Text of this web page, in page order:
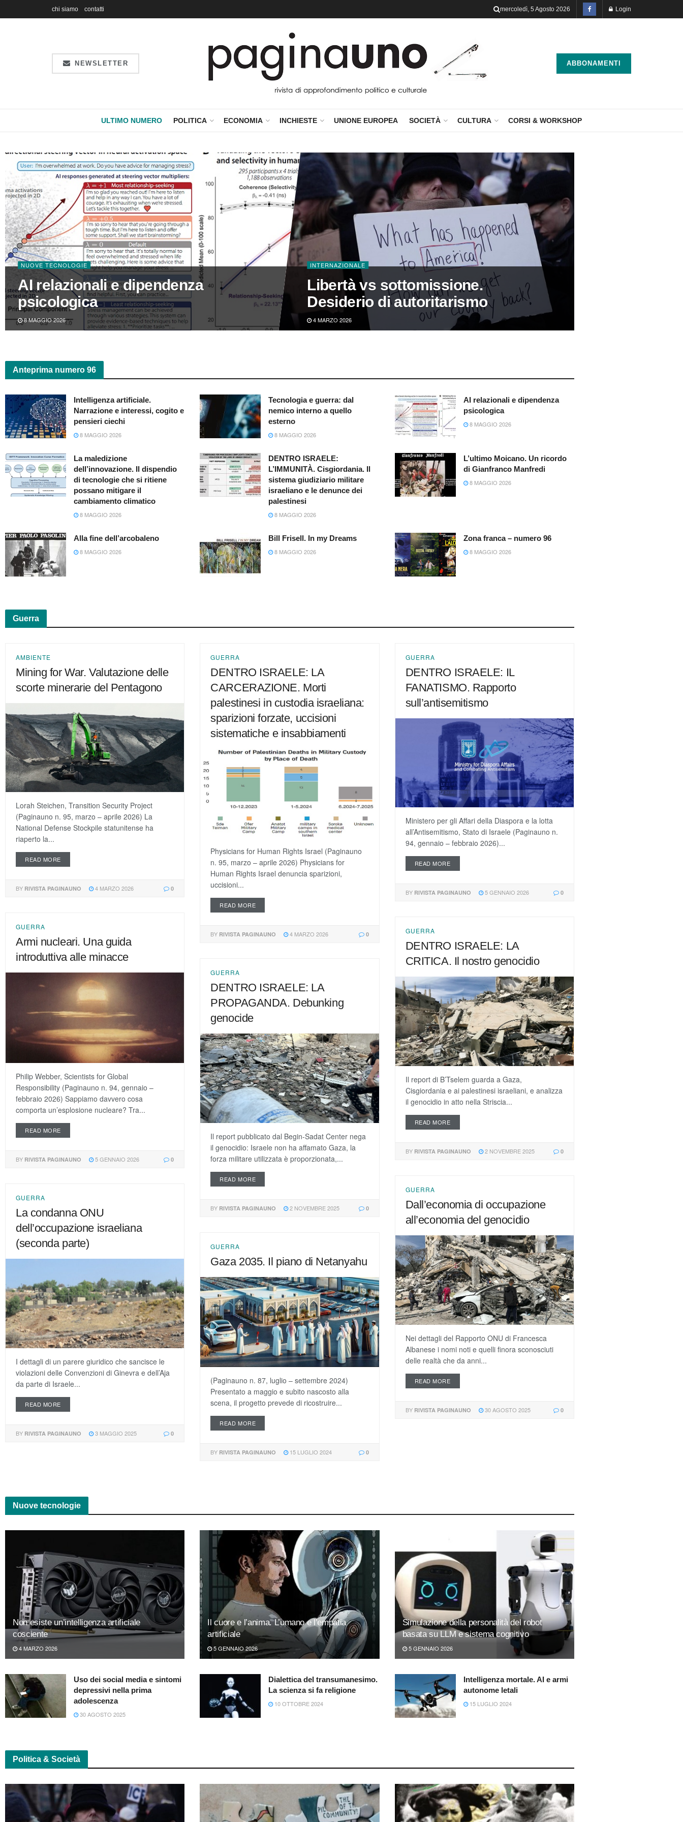
chi siamo contatti mercoledì, 5 Agosto 2026 Login
NEWSLETTER
Rivista Paginauno
ABBONAMENTI
ULTIMO NUMERO POLITICA ECONOMIA INCHIESTE UNIONE EUROPEA SOCIETÀ CULTURA CORSI & WORKSHOP
NUOVE TECNOLOGIE
AI relazionali e dipendenza
psicologica
8 MAGGIO 2026
INTERNAZIONALE
Libertà vs sottomissione.
Desiderio di autoritarismo
4 MARZO 2026
Anteprima numero 96
Intelligenza artificiale.
Narrazione e interessi, cogito e
pensieri ciechi
8 MAGGIO 2026
Tecnologia e guerra: dal
nemico interno a quello
esterno
8 MAGGIO 2026
AI relazionali e dipendenza
psicologica
8 MAGGIO 2026
La maledizione
dell’innovazione. Il dispendio
di tecnologie che si ritiene
possano mitigare il
cambiamento climatico
8 MAGGIO 2026
DENTRO ISRAELE:
L’IMMUNITÀ. Cisgiordania. Il
sistema giudiziario militare
israeliano e le denunce dei
palestinesi
8 MAGGIO 2026
L’ultimo Moicano. Un ricordo
di Gianfranco Manfredi
8 MAGGIO 2026
Alla fine dell’arcobaleno
8 MAGGIO 2026
Bill Frisell. In my Dreams
8 MAGGIO 2026
Zona franca – numero 96
8 MAGGIO 2026
Guerra
AMBIENTE
Mining for War. Valutazione delle
scorte minerarie del Pentagono
Lorah Steichen, Transition Security Project
(Paginauno n. 95, marzo – aprile 2026) La
National Defense Stockpile statunitense ha
riaperto la...
READ MORE
BY RIVISTA PAGINAUNO 4 MARZO 2026 0
GUERRA
DENTRO ISRAELE: LA
CARCERAZIONE. Morti
palestinesi in custodia israeliana:
sparizioni forzate, uccisioni
sistematiche e insabbiamenti
Physicians for Human Rights Israel (Paginauno
n. 95, marzo – aprile 2026) Physicians for
Human Rights Israel denuncia sparizioni,
uccisioni...
READ MORE
BY RIVISTA PAGINAUNO 4 MARZO 2026 0
GUERRA
DENTRO ISRAELE: IL
FANATISMO. Rapporto
sull’antisemitismo
Ministero per gli Affari della Diaspora e la lotta
all’Antisemitismo, Stato di Israele (Paginauno n.
94, gennaio – febbraio 2026)...
READ MORE
BY RIVISTA PAGINAUNO 5 GENNAIO 2026 0
GUERRA
Armi nucleari. Una guida
introduttiva alle minacce
Philip Webber, Scientists for Global
Responsibility (Paginauno n. 94, gennaio –
febbraio 2026) Sappiamo davvero cosa
comporta un’esplosione nucleare? Tra...
READ MORE
BY RIVISTA PAGINAUNO 5 GENNAIO 2026 0
GUERRA
DENTRO ISRAELE: LA
CRITICA. Il nostro genocidio
Il report di B’Tselem guarda a Gaza,
Cisgiordania e ai palestinesi israeliani, e analizza
il genocidio in atto nella Striscia...
READ MORE
BY RIVISTA PAGINAUNO 2 NOVEMBRE 2025 0
GUERRA
DENTRO ISRAELE: LA
PROPAGANDA. Debunking
genocide
Il report pubblicato dal Begin-Sadat Center nega
il genocidio: Israele non ha affamato Gaza, la
forza militare utilizzata è proporzionata,...
READ MORE
BY RIVISTA PAGINAUNO 2 NOVEMBRE 2025 0
GUERRA
Dall’economia di occupazione
all’economia del genocidio
Nei dettagli del Rapporto ONU di Francesca
Albanese i nomi noti e quelli finora sconosciuti
delle realtà che da anni...
READ MORE
BY RIVISTA PAGINAUNO 30 AGOSTO 2025 0
GUERRA
La condanna ONU
dell’occupazione israeliana
(seconda parte)
I dettagli di un parere giuridico che sancisce le
violazioni delle Convenzioni di Ginevra e dell’Aja
da parte di Israele...
READ MORE
BY RIVISTA PAGINAUNO 3 MAGGIO 2025 0
GUERRA
Gaza 2035. Il piano di Netanyahu
(Paginauno n. 87, luglio – settembre 2024)
Presentato a maggio e subito nascosto alla
scena, il progetto prevede di ricostruire...
READ MORE
BY RIVISTA PAGINAUNO 15 LUGLIO 2024 0
Nuove tecnologie
Non esiste un’intelligenza artificiale
cosciente
4 MARZO 2026
Il cuore e l’anima. L’umano e l’empatia
artificiale
5 GENNAIO 2026
Simulazione della personalità del robot
basata su LLM e sistema cognitivo
5 GENNAIO 2026
Uso dei social media e sintomi
depressivi nella prima
adolescenza
30 AGOSTO 2025
Dialettica del transumanesimo.
La scienza si fa religione
10 OTTOBRE 2024
Intelligenza mortale. AI e armi
autonome letali
15 LUGLIO 2024
Politica & Società